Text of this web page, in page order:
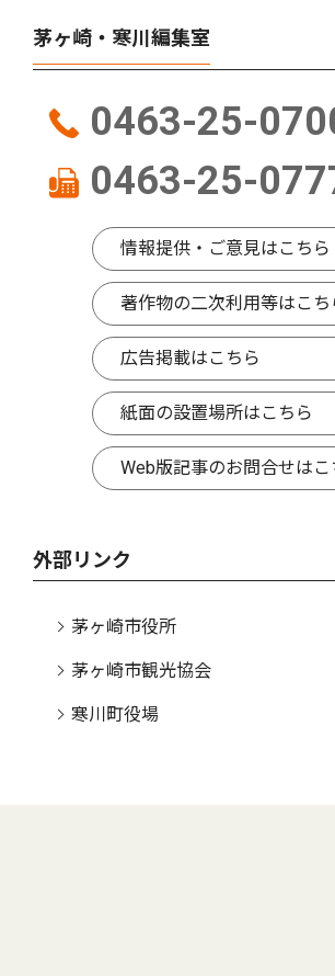
茅ヶ崎・寒川編集室
0463-25-
0463-25-
情報提供・ご意見はこちら
著作物の二次利用等はこち
広告掲載はこちら
紙面の設置場所はこちら
Web版記事のお問合せはこ
外部リンク
茅ヶ崎市役所
茅ヶ崎市観光協会
寒川町役場